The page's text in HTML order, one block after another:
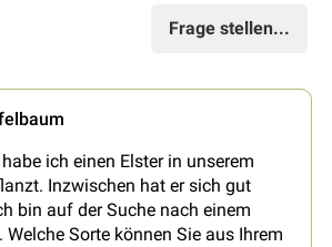
Frage stellen...
ich einen Elster in unserem
Inzwischen hat er sich gut
bin auf der Suche nach einem
Sorte können Sie aus Ihrem